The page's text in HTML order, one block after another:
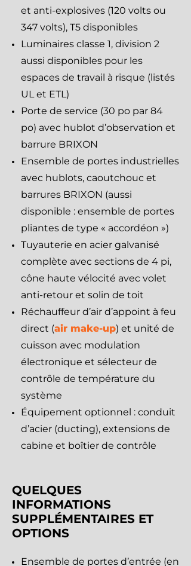
et anti-explosives (120 volts ou
347 volts), T5 disponibles
Luminaires classe 1, division 2
aussi disponibles pour les
espaces de travail à risque (listés
UL et ETL)
Porte de service (30 po par 84
po) avec hublot d’observation et
barrure BRIXON
Ensemble de portes industrielles
avec hublots, caoutchouc et
barrures BRIXON (aussi
disponible : ensemble de portes
pliantes de type « accordéon »)
Tuyauterie en acier galvanisé
complète avec sections de 4 pi,
cône haute vélocité avec volet
anti-retour et solin de toit
Réchauffeur d’air d’appoint à feu
direct (air make-up) et unité de
cuisson avec modulation
électronique et sélecteur de
contrôle de température du
système
Équipement optionnel : conduit
d’acier (ducting), extensions de
cabine et boîtier de contrôle
QUELQUES
INFORMATIONS
SUPPLÉMENTAIRES ET
OPTIONS
Ensemble de portes d’entrée (en